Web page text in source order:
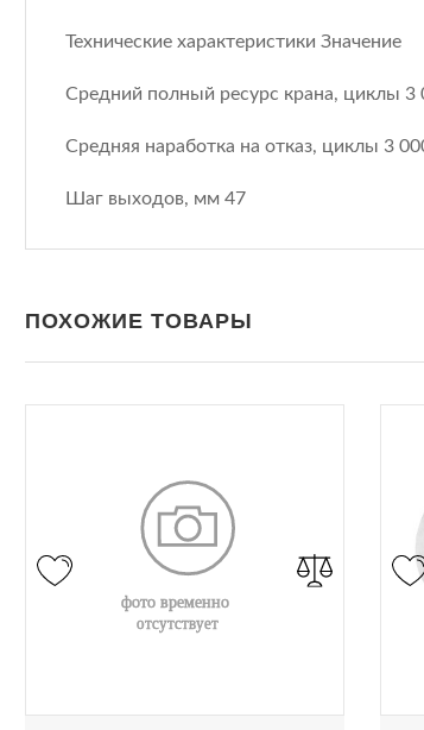
Технические характеристики Значение
Средний полный ресурс крана, циклы 3
Средняя наработка на отказ, циклы 3
Шаг выходов, мм 47
ПОХОЖИЕ ТОВАРЫ